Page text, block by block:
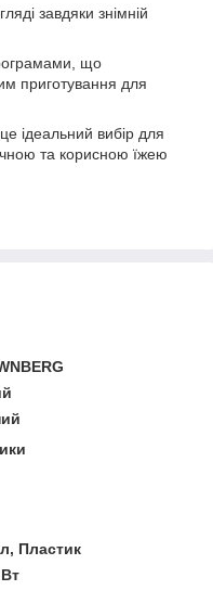
завдяки знімній
що
приготування для
ідеальний вибір для
та корисною їжею
Пластик